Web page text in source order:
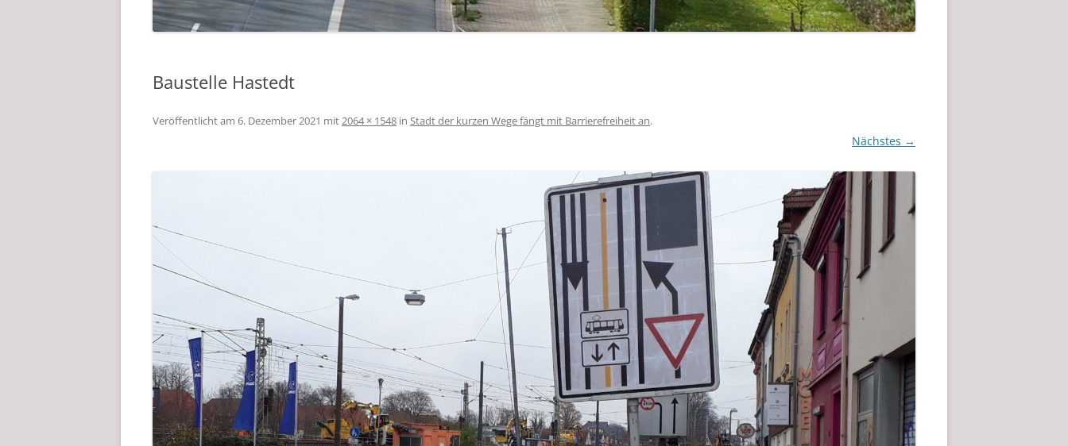
Baustelle Hastedt
Veröffentlicht am 6. Dezember 2021 mit2064 × 1548 in Stadt der kurzen Wege fängt mit Barrierefreiheit an.
Nächstes →